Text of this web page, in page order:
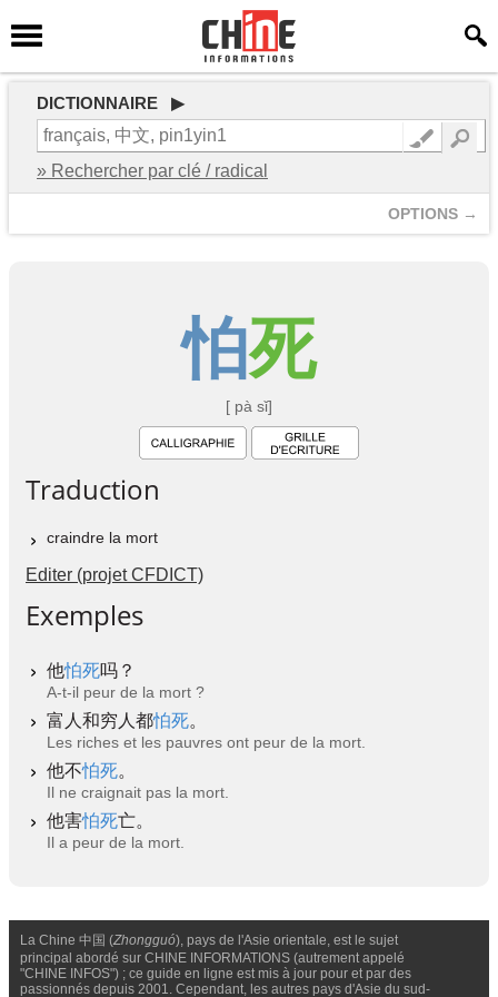
DICTIONNAIRE ▶
» Rechercher par clé / radical
OPTIONS →
怕死
[ pà sǐ]
Traduction
craindre la mort
Editer (projet CFDICT)
Exemples
他怕死吗？
A-t-il peur de la mort ?
富人和穷人都怕死。
Les riches et les pauvres ont peur de la mort.
他不怕死。
Il ne craignait pas la mort.
他害怕死亡。
Il a peur de la mort.
La Chine 中国 (Zhongguó), pays de l'Asie orientale, est le sujet
principal abordé sur CHINE INFORMATIONS (autrement appelé
"CHINE INFOS") ; ce guide en ligne est mis à jour pour et par des
passionnés depuis 2001. Cependant, les autres pays d'Asie du sud-